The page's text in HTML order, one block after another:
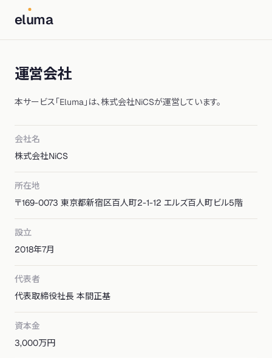
eluma
運営会社
本サービス「Eluma」は、株式会社NiCSが運営しています。
会社名
株式会社NiCS
所在地
〒169-0073 東京都新宿区百人町2-1-12 エルズ百人町ビル5階
設立
2018年7月
代表者
代表取締役社長 本間正基
資本金
3,000万円